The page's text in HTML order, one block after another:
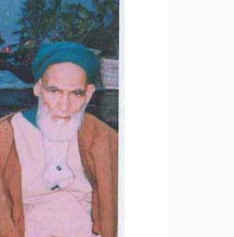
مرحوم
حضرت
آیه
الله
حسن
مولوی
قندهاری
رحمه
الله
علیه